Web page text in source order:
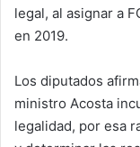
legal, al asignar a
en 2019.
Los diputados
ministro Acosta
legalidad, por esa